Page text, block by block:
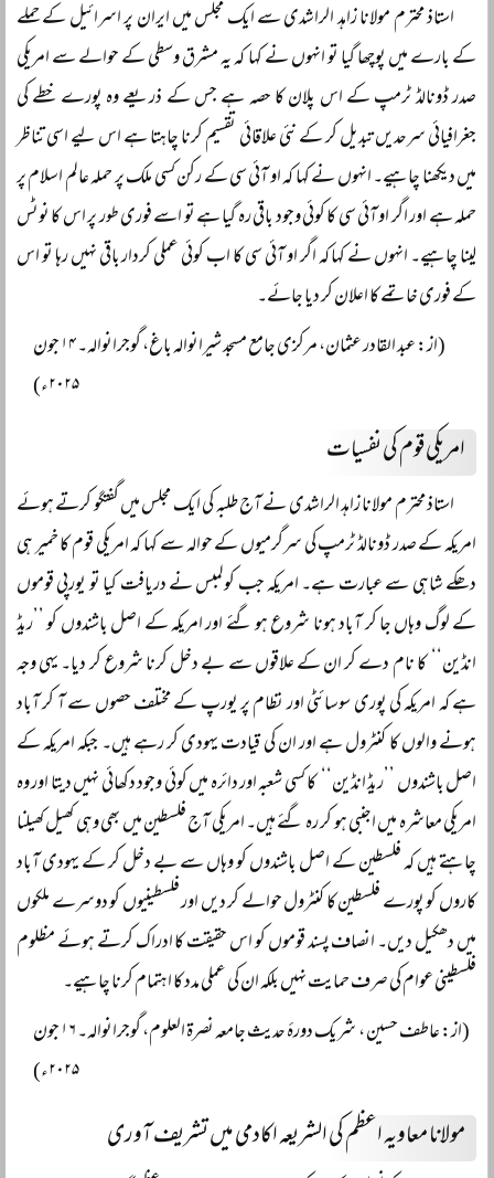
استاذ محترم مولانا زاہد الراشدی سے ایک مجلس میں ایران پر اسرائیل کے حملے
کے بارے میں پوچھا گیا تو انہوں نے کہا کہ یہ مشرق وسطی کے حوالے سے امریکی
صدر ڈونالڈ ٹرمپ کے اس پلان کا حصہ ہے جس کے ذریعے وہ پورے خطے کی
جغرافیائی سرحدیں تبدیل کر کے نئی علاقائی تقسیم کرنا چاہتا ہے اس لیے اسی تناظر
میں دیکھنا چاہیے۔ انہوں نے کہا کہ او آئی سی کے رکن کسی ملک پر حملہ عالم اسلام پر
حملہ ہے اور اگر او آئی سی کا کوئی وجود باقی رہ گیا ہے تو اسے فوری طور پر اس کا نوٹس
لینا چاہیے۔ انہوں نے کہا کہ اگر او آئی سی کا اب کوئی عملی کردار باقی نہیں رہا تو اس
کے فوری خاتمے کا اعلان کر دیا جائے۔
(از: عبد القادر عثمان، مرکزی جامع مسجد شیرانوالہ باغ، گوجرانوالہ۔ ۱۴ جون
۲۰۲۵ء)
امریکی قوم کی نفسیات
استاذ محترم مولانا زاہد الراشدی نے آج طلبہ کی ایک مجلس میں گفتگو کرتے ہوئے
امریکہ کے صدر ڈونالڈ ٹرمپ کی سرگرمیوں کے حوالہ سے کہا کہ امریکی قوم کا خمیر ہی
دھکے شاہی سے عبارت ہے۔ امریکہ جب کولمبس نے دریافت کیا تو یورپی قوموں
کے لوگ وہاں جا کر آباد ہونا شروع ہو گئے اور امریکہ کے اصل باشندوں کو ’’ریڈ
انڈین‘‘ کا نام دے کر ان کے علاقوں سے بے دخل کرنا شروع کر دیا۔ یہی وجہ
ہے کہ امریکہ کی پوری سوسائٹی اور نظام پر یورپ کے مختلف حصوں سے آ کر آباد
ہونے والوں کا کنٹرول ہے اور ان کی قیادت یہودی کر رہے ہیں۔ جبکہ امریکہ کے
اصل باشندوں ’’ریڈ انڈین‘‘ کا کسی شعبہ اور دائرہ میں کوئی وجود دکھائی نہیں دیتا اور وہ
امریکی معاشرہ میں اجنبی ہو کر رہ گئے ہیں۔ امریکی آج فلسطین میں بھی وہی کھیل کھیلنا
چاہتے ہیں کہ فلسطین کے اصل باشندوں کو وہاں سے بے دخل کر کے یہودی آباد
کاروں کو پورے فلسطین کا کنٹرول حوالے کر دیں اور فلسطینیوں کو دوسرے ملکوں
میں دھکیل دیں۔ انصاف پسند قوموں کو اس حقیقت کا ادراک کرتے ہوئے مظلوم
فلسطینی عوام کی صرف حمایت نہیں بلکہ ان کی عملی مدد کا اہتمام کرنا چاہیے۔
(از: عاطف حسین ، شریک دورۂ حدیث جامعہ نصرۃ العلوم، گوجرانوالہ۔ ۱۶ جون
۲۰۲۵ء)
مولانا معاویہ اعظم کی الشریعہ اکادمی میں تشریف آوری